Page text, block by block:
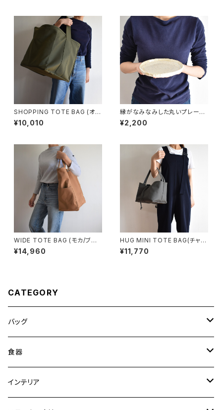
SHOPPING TOTE BAG (オリ
ーブ/カーキ)
¥10,010
縁がなみなみした丸いプレート
中皿(白/光沢/点模様/白御影土)
¥2,200
WIDE TOTE BAG (モカ/ブラ
ウン)
¥14,960
HUG MINI TOTE BAG(チャコ
ール/グレー)
¥11,770
CATEGORY
バッグ
トートバッグ
ショルダーバッグ
食器
大皿
インテリア